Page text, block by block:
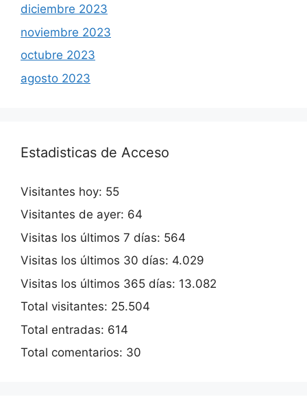
diciembre 2023
noviembre 2023
octubre 2023
agosto 2023
Estadisticas de Acceso
Visitantes hoy: 55
Visitantes de ayer: 64
Visitas los últimos 7 días: 564
Visitas los últimos 30 días: 4.029
Visitas los últimos 365 días: 13.082
Total visitantes: 25.504
Total entradas: 614
Total comentarios: 30